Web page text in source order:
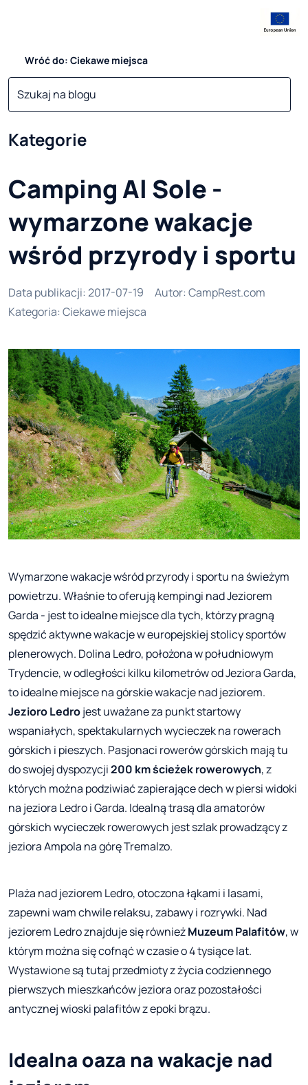
Wróć do: Ciekawe miejsca
Kategorie
Camping Al Sole -
wymarzone wakacje
wśród przyrody i sportu
Data publikacji: 2017-07-19 Autor: CampRest.com
Kategoria: Ciekawe miejsca
Wymarzone wakacje wśród przyrody i sportu na świeżym
powietrzu. Właśnie to oferują kempingi nad Jeziorem
Garda - jest to idealne miejsce dla tych, którzy pragną
spędzić aktywne wakacje w europejskiej stolicy sportów
plenerowych. Dolina Ledro, położona w południowym
Trydencie, w odległości kilku kilometrów od Jeziora Garda,
to idealne miejsce na górskie wakacje nad jeziorem.
Jezioro Ledrojest uważane za punkt startowy
wspaniałych, spektakularnych wycieczek na rowerach
górskich i pieszych. Pasjonaci rowerów górskich mają tu
do swojej dyspozycji200 km ścieżek rowerowych, z
których można podziwiać zapierające dech w piersi widoki
na jeziora Ledro i Garda. Idealną trasą dla amatorów
górskich wycieczek rowerowych jest szlak prowadzący z
jeziora Ampola na górę Tremalzo.
Plaża nad jeziorem Ledro, otoczona łąkami i lasami,
zapewni wam chwile relaksu, zabawy i rozrywki. Nad
jeziorem Ledro znajduje się równieżMuzeum Palafitów, w
którym można się cofnąć w czasie o 4 tysiące lat.
Wystawione są tutaj przedmioty z życia codziennego
pierwszych mieszkańców jeziora oraz pozostałości
antycznej wioski palafitów z epoki brązu.
Idealna oaza na wakacje nad